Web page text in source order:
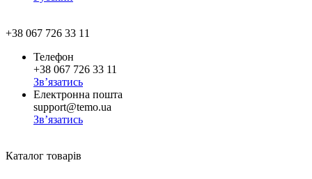
+38 067 726 33 11
Телефон
+38 067 726 33 11
Зв’язатись
Електронна пошта
support@temo.ua
Зв’язатись
Каталог товарів